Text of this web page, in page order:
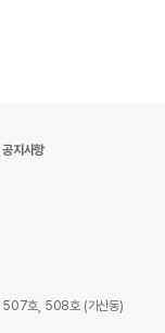
공지사항
507호, 508호 (가산동)